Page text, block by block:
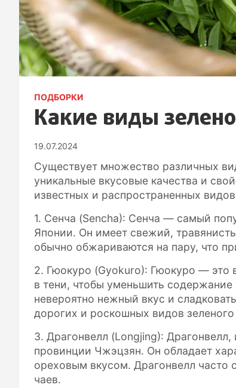
ПОДБОРКИ
Какие виды
19.07.2024
Существует множество различных
уникальные вкусовые качества и
известных и распространенных
1. Сенча (Sencha): Сенча — самый
Японии. Он имеет свежий,
обычно обжариваются на пару, что
2. Гюокуро (Gyokuro): Гюокуро — это
в тени, чтобы уменьшить
невероятно нежный вкус и
дорогих и роскошных видов зеленого
3. Драгонвелл (Longjing):
провинции Чжэцзян. Он обладает
ореховым вкусом. Драгонвелл часто
чаев.